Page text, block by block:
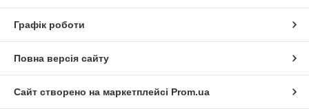
Графік роботи
Повна версія сайту
Сайт створено на маркетплейсі Prom.ua